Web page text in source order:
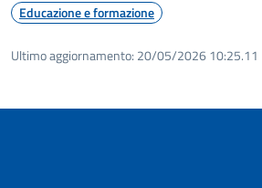
Educazione e formazione
Ultimo aggiornamento: 20/05/2026 10:25.11